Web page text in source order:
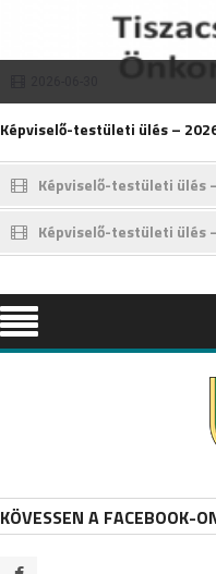
Képviselő-testületi ülés –
Képviselő-testületi ülés
Képviselő-testületi ülés
KÖVESSEN A FACEBOOK-